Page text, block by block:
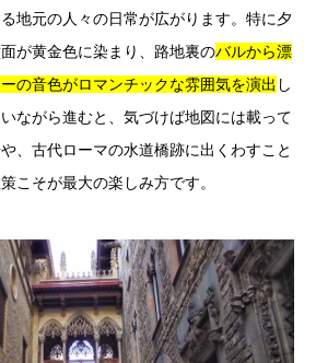
地元の人々の日常が広がります。特に夕
が黄金色に染まり、路地裏のバルから漂
の音色がロマンチックな雰囲気を演出 し
ながら進むと、気づけば地図には載って
、古代ローマの水道橋跡に出くわすこと
こそが最大の楽しみ方です。